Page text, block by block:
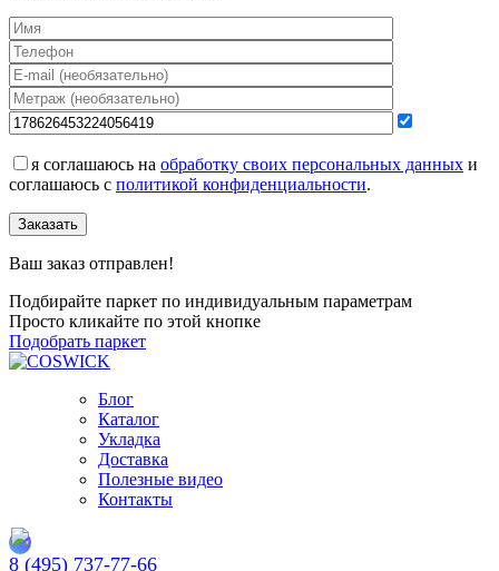
я соглашаюсь на обработку своих персональных данных и
соглашаюсь с политикой конфиденциальности.
Заказать
Ваш заказ отправлен!
Подбирайте паркет по индивидуальным параметрам
Просто кликайте по этой кнопке
Подобрать паркет
Блог
Каталог
Укладка
Доставка
Полезные видео
Контакты
8 (495) 737-77-66